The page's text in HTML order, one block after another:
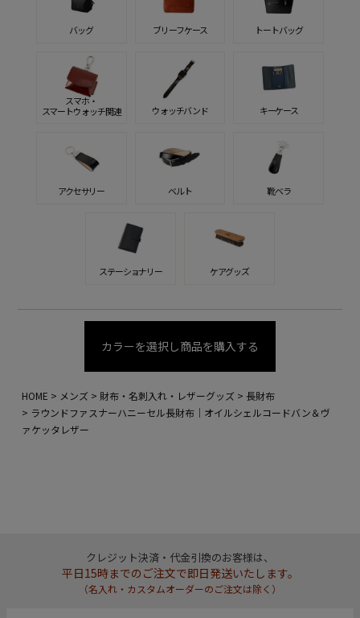
バッグ ブリーフケース トートバッグ
スマホ・
スマートウォッチ関連
ウォッチバンド キーケース
アクセサリー ベルト 靴ベラ
ステーショナリー ケアグッズ
カラーを選択し商品を購入する
HOME メンズ 財布・名刺入れ・レザーグッズ
長財布
ラウンドファスナーハニーセル長財布｜オイルシェルコードバン＆ヴ
ァケッタレザー
クレジット決済・代金引換のお客様は、
平日15時までのご注文で即日発送いたします。
（名入れ・カスタムオーダーのご注文は除く）